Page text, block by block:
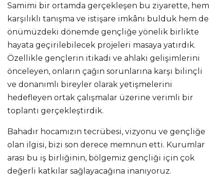
Samimi bir ortamda gerçekleşen bu ziyarette, hem
karşılıklı tanışma ve istişare imkânı bulduk hem de
önümüzdeki dönemde gençliğe yönelik birlikte
hayata geçirilebilecek projeleri masaya yatırdık.
Özellikle gençlerin itikadi ve ahlaki gelişimlerini
önceleyen, onların çağın sorunlarına karşı bilinçli
ve donanımlı bireyler olarak yetişmelerini
hedefleyen ortak çalışmalar üzerine verimli bir
toplantı gerçekleştirdik.
Bahadır hocamızın tecrübesi, vizyonu ve gençliğe
olan ilgisi, bizi son derece memnun etti. Kurumlar
arası bu iş birliğinin, bölgemiz gençliği için çok
değerli katkılar sağlayacağına inanıyoruz.